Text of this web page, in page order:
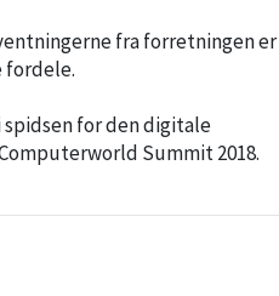
fra forretningen er
fordele.
for den digitale
Summit 2018.